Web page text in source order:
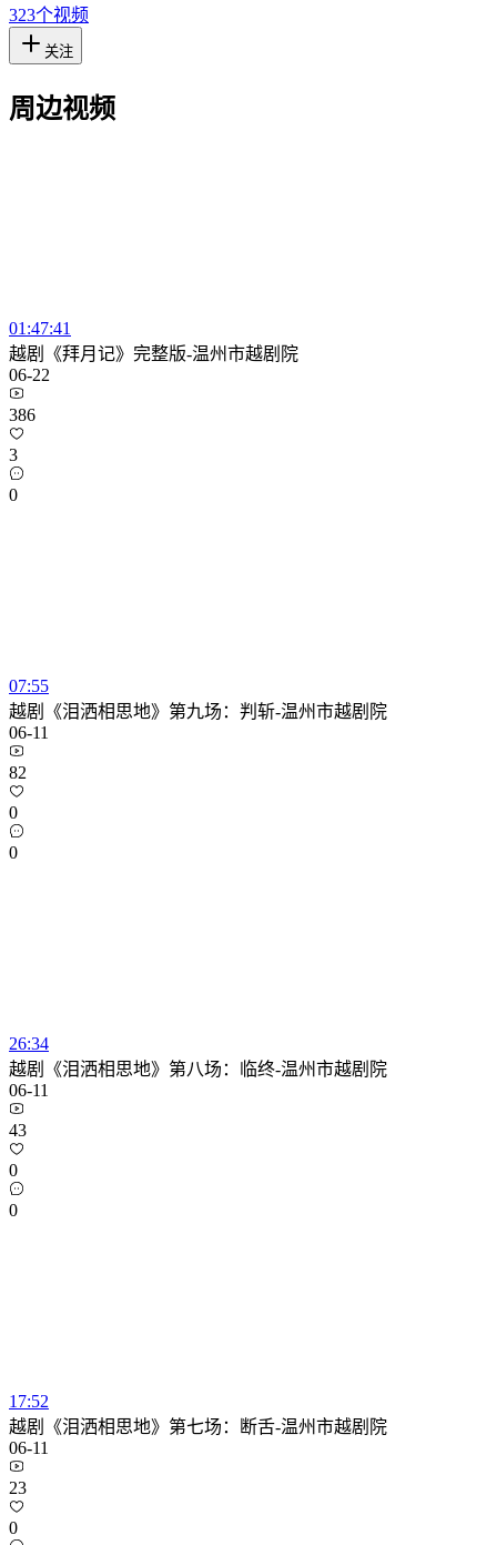
323个视频
关注
周边视频
01:47:41
越剧《拜月记》完整版-温州市越剧院
06-22
386
3
0
07:55
越剧《泪洒相思地》第九场：判斩-温州市越剧院
06-11
82
0
0
26:34
越剧《泪洒相思地》第八场：临终-温州市越剧院
06-11
43
0
0
17:52
越剧《泪洒相思地》第七场：断舌-温州市越剧院
06-11
23
0